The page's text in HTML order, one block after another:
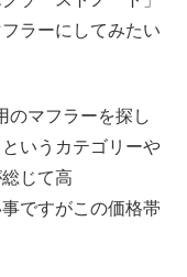
ラーにしてみたい
のマフラーを探し
いうカテゴリーや
じて高
ですがこの価格帯